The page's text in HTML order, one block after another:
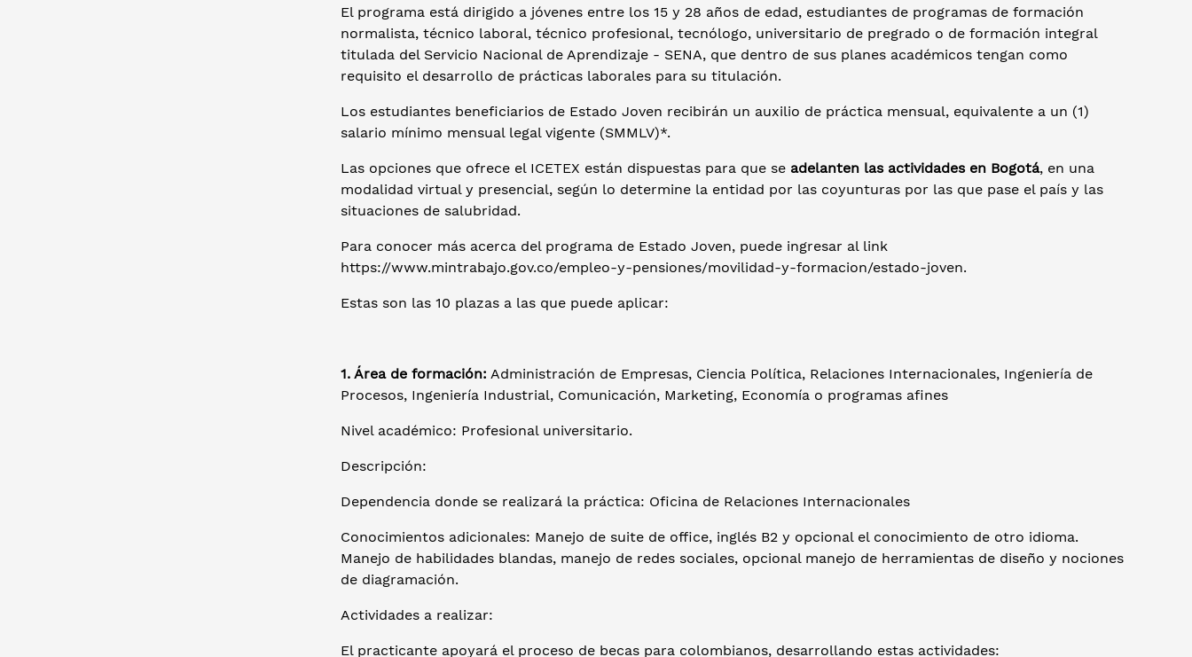
El programa está dirigido a jóvenes entre los 15 y 28 años de edad, estudiantes de programas de formación
normalista, técnico laboral, técnico profesional, tecnólogo, universitario de pregrado o de formación integral
titulada del Servicio Nacional de Aprendizaje - SENA, que dentro de sus planes académicos tengan como
requisito el desarrollo de prácticas laborales para su titulación.
Los estudiantes beneficiarios de Estado Joven recibirán un auxilio de práctica mensual, equivalente a un (1)
salario mínimo mensual legal vigente (SMMLV)*.
Las opciones que ofrece el ICETEX están dispuestas para que se adelanten las actividades en Bogotá, en una
modalidad virtual y presencial, según lo determine la entidad por las coyunturas por las que pase el país y las
situaciones de salubridad.
Para conocer más acerca del programa de Estado Joven, puede ingresar al link
https://www.mintrabajo.gov.co/empleo-y-pensiones/movilidad-y-formacion/estado-joven.
Estas son las 10 plazas a las que puede aplicar:
1. Área de formación: Administración de Empresas, Ciencia Política, Relaciones Internacionales, Ingeniería de
Procesos, Ingeniería Industrial, Comunicación, Marketing, Economía o programas afines
Nivel académico: Profesional universitario.
Descripción:
Dependencia donde se realizará la práctica: Oficina de Relaciones Internacionales
Conocimientos adicionales: Manejo de suite de office, inglés B2 y opcional el conocimiento de otro idioma.
Manejo de habilidades blandas, manejo de redes sociales, opcional manejo de herramientas de diseño y nociones
de diagramación.
Actividades a realizar:
El practicante apoyará el proceso de becas para colombianos, desarrollando estas actividades: